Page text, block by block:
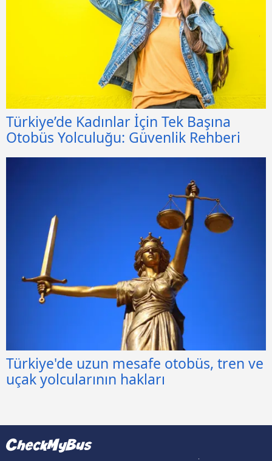
Türkiye’de Kadınlar İçin Tek Başına
Otobüs Yolculuğu: Güvenlik Rehberi
Türkiye'de uzun mesafe otobüs, tren ve
uçak yolcularının hakları